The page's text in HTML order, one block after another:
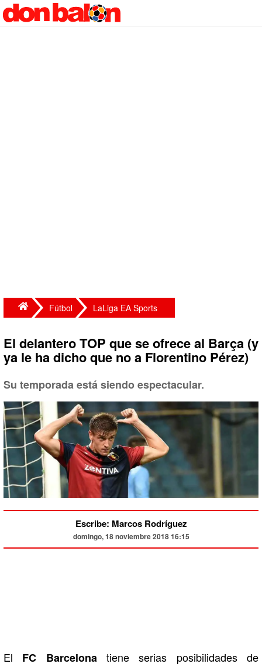
Fútbol LaLiga EA Sports
El delantero TOP que se ofrece al Barça (y
ya le ha dicho que no a Florentino Pérez)
Su temporada está siendo espectacular.
Escribe: Marcos Rodríguez
domingo, 18 noviembre 2018 16:15
El FC Barcelona tiene serias posibilidades de